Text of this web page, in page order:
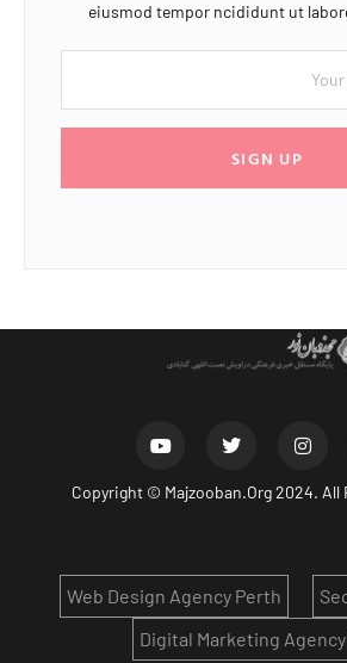
eiusmod tempor ncididunt ut
SIGN UP
Copyright © Majzooban.Org2024. All
Web Design Agency Perth
Digital Marketing